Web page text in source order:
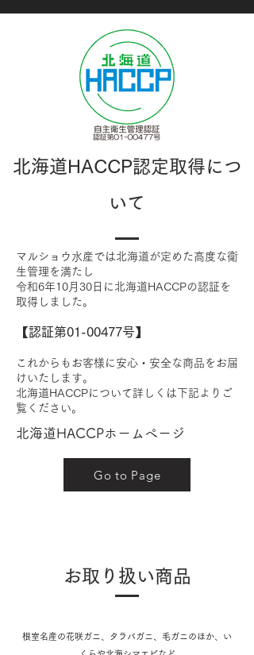
北海道HACCP認定取得につ
いて
マルショウ水産では北海道が定めた高度な衛
生管理を満たし
令和6年10月30日に北海道HACCPの認証を
取得しました。
​【認証第01-00477号】
これからもお客様に安心・安全な商品をお届
けいたします。
北海道HACCPについて詳しくは下記よりご
覧ください。
北海道HACCPホームページ
Go to Page
お取り扱い商品
根室名産の花咲ガニ、タラバガニ、毛ガニのほか、い